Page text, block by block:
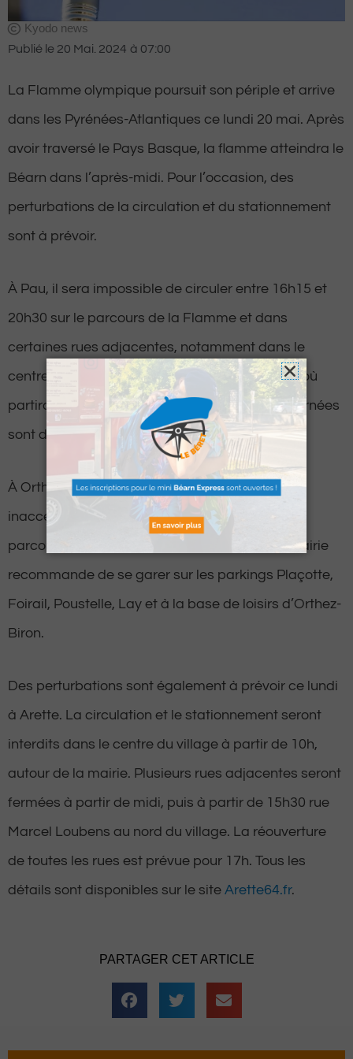
Kyodo news
Publié le 20 Mai. 2024 à 07:00
La Flamme olympique poursuit son périple et arrive
dans les Pyrénées-Atlantiques ce lundi 20 mai. Après
avoir traversé le Pays Basque, la flamme atteindra le
Béarn dans l’après-midi. Pour l’occasion, des
perturbations de la circulation et du stationnement
sont à prévoir.
À Pau, il sera impossible de circuler entre 16h15 et
20h30 sur le parcours de la Flamme et dans
certaines rues adjacentes, notamment dans le
centre-ville et autour du Stade d’eaux-vives, d’où
partira la Flamme. Les détails des voies concernées
sont disponibles sur le sitePau.fr
À Orthez, à 10h ce lundi, le centre-ville sera
inaccessible. La circulation sera interdite sur le
parcours de la Flamme entre 13h et 17h. La mairie
recommande de se garer sur les parkings Plaçotte,
Foirail, Poustelle, Lay et à la base de loisirs d’Orthez-
Biron.
Des perturbations sont également à prévoir ce lundi
à Arette. La circulation et le stationnement seront
interdits dans le centre du village à partir de 10h,
autour de la mairie. Plusieurs rues adjacentes seront
fermées à partir de midi, puis à partir de 15h30 rue
Marcel Loubens au nord du village. La réouverture
de toutes les rues est prévue pour 17h. Tous les
détails sont disponibles sur le site Arette64.fr.
PARTAGER CET ARTICLE